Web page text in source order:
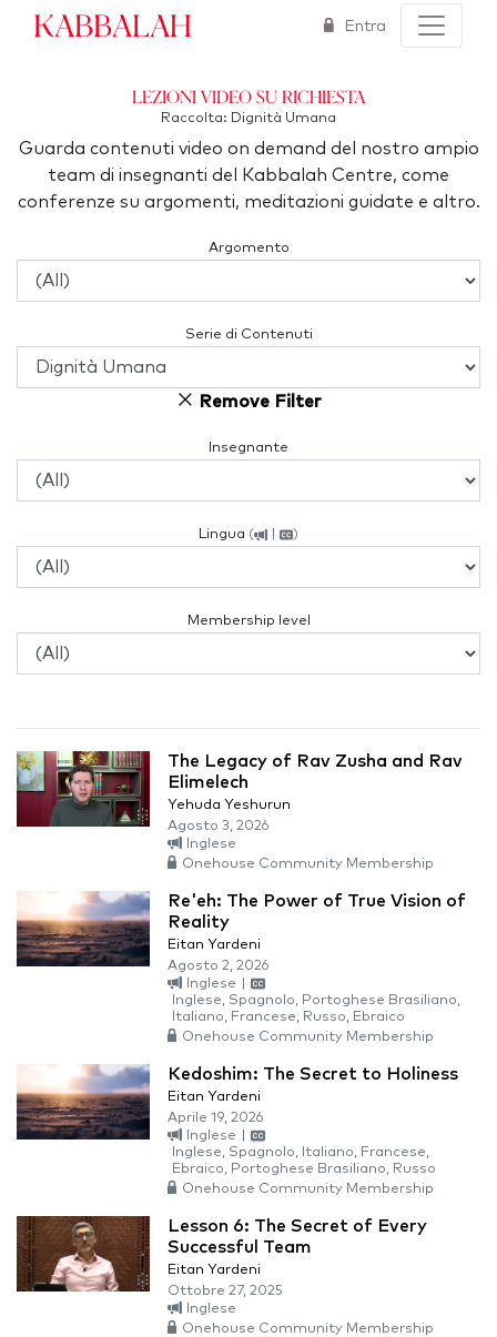
Kabbalah Entra
Lezioni video su richiesta
Raccolta: Dignità Umana
Guarda contenuti video on demand del nostro ampio
team di insegnanti del Kabbalah Centre, come
conferenze su argomenti, meditazioni guidate e altro.
Argomento
Serie di Contenuti
Remove Filter
Insegnante
Lingua ( )
Membership level
The Legacy of Rav Zusha and Rav
Elimelech
Yehuda Yeshurun
Agosto 3, 2026
Inglese
Onehouse Community Membership
Re'eh: The Power of True Vision of
Reality
Eitan Yardeni
Agosto 2, 2026
Inglese
Inglese, Spagnolo, Portoghese Brasiliano,
Italiano, Francese, Russo, Ebraico
Onehouse Community Membership
Kedoshim: The Secret to Holiness
Eitan Yardeni
Aprile 19, 2026
Inglese
Inglese, Spagnolo, Italiano, Francese,
Ebraico, Portoghese Brasiliano, Russo
Onehouse Community Membership
Lesson 6: The Secret of Every
Successful Team
Eitan Yardeni
Ottobre 27, 2025
Inglese
Onehouse Community Membership